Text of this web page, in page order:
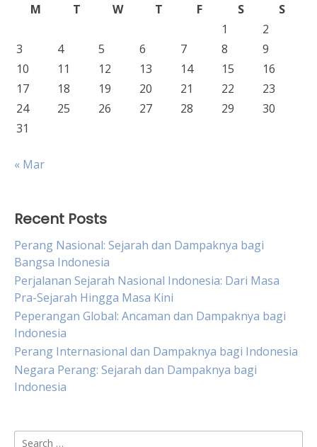
M T W T F S
S
1
2
3
4 5 6 7 8
9
10
11 12 13 14 15
16
17
18 19 20 21 22
23
24
25 26 27 28 29
30
31
« Mar
Recent Posts
Perang Nasional: Sejarah dan Dampaknya bagi
Bangsa Indonesia
Perjalanan Sejarah Nasional Indonesia: Dari Masa
Pra-Sejarah Hingga Masa Kini
Peperangan Global: Ancaman dan Dampaknya bagi
Indonesia
Perang Internasional dan Dampaknya bagi Indonesia
Negara Perang: Sejarah dan Dampaknya bagi
Indonesia
Search